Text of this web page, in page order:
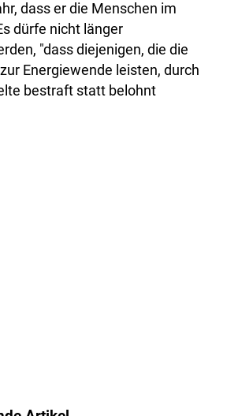
dass er die Menschen im
dürfe nicht länger
"dass diejenigen, die die
Energiewende leisten, durch
bestraft statt belohnt